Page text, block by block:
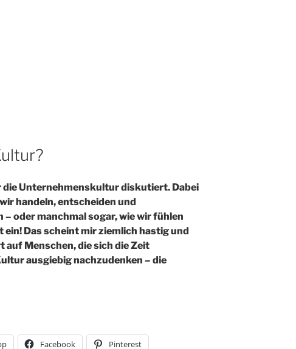
die Unternehmenskultur diskutiert. Dabei
handeln, entscheiden und
oder manchmal sogar, wie wir fühlen
ein! Das scheint mir ziemlich hastig und
auf Menschen, die sich die Zeit
ausgiebig nachzudenken – die
Facebook Pinterest